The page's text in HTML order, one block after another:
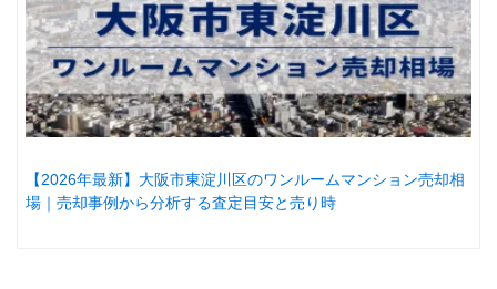
【2026年最新】大阪市東淀川区のワンルームマンション売却相
場｜売却事例から分析する査定目安と売り時